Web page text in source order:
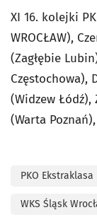
XI 16. kolejki
WROCŁAW),
(Zagłębie
Częstochowa),
(Widzew Łódź),
(Warta
PKO Ekstraklasa
WKS Śląsk